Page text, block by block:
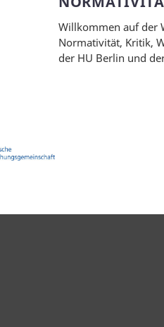
Willkommen auf der
Normativität, Kritik,
der HU Berlin und